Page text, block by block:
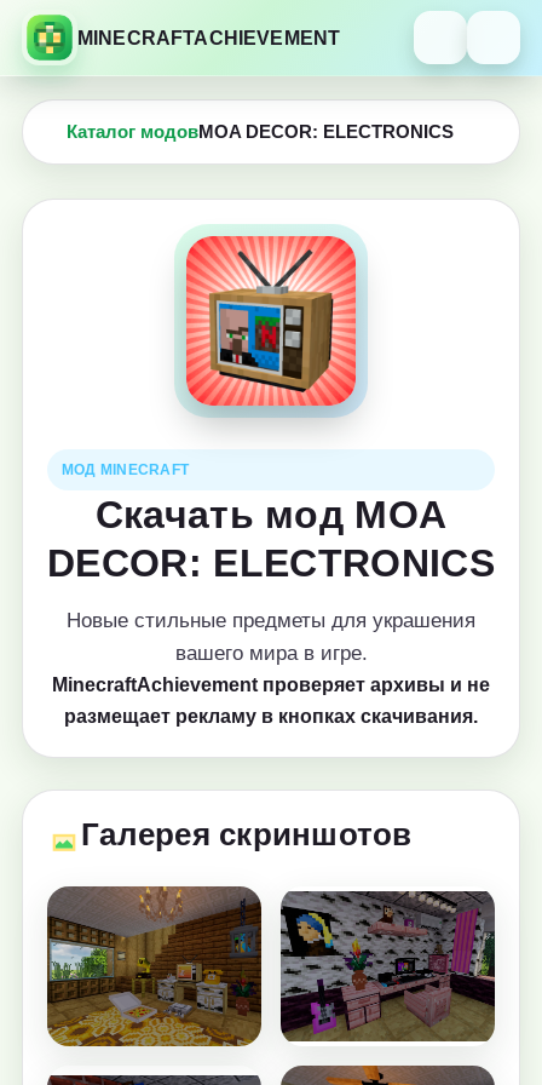
MINECRAFTACHIEVEMENT
Каталог модовMOA DECOR: ELECTRONICS
МОД MINECRAFT
Скачать мод MOA
DECOR: ELECTRONICS
Новые стильные предметы для украшения
вашего мира в игре.
MinecraftAchievement проверяет архивы и не
размещает рекламу в кнопках скачивания.
Галерея скриншотов